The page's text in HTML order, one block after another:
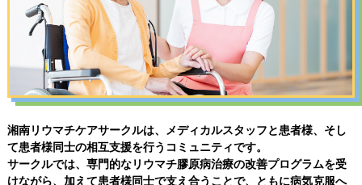
湘南リウマチケアサークルは、メディカルスタッフと患者様、そし
て患者様同士の相互支援を行うコミュニティです。
サークルでは、専門的なリウマチ膠原病治療の改善プログラムを受
けながら、加えて患者様同士で支え合うことで、ともに病気克服へ